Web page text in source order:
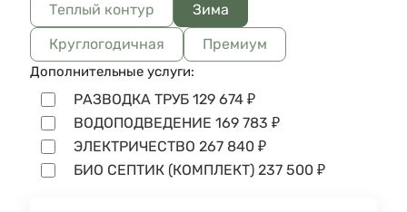
Теплый контур
Зима
Круглогодичная
Премиум
Дополнительные услуги:
РАЗВОДКА ТРУБ 129 674 ₽
ВОДОПОДВЕДЕНИЕ 169 783 ₽
ЭЛЕКТРИЧЕСТВО 267 840 ₽
БИО СЕПТИК (КОМПЛЕКТ) 237 500 ₽